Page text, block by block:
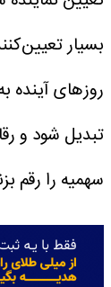
بسیار
روزهای آینده
تبدیل شود و
سهمیه را رقم